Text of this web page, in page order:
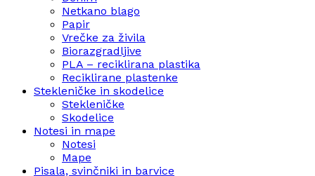
Netkano blago
Papir
Vrečke za živila
Biorazgradljive
PLA – reciklirana plastika
Reciklirane plastenke
Stekleničke in skodelice
Stekleničke
Skodelice
Notesi in mape
Notesi
Mape
Pisala, svinčniki in barvice